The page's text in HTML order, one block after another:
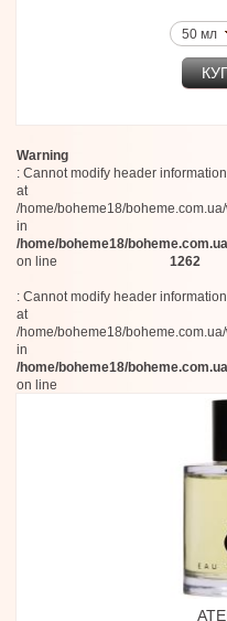
50 мл
Warning
: Cannot modify header
at
/home/boheme18/
in
/home/boheme18/
on line
1262
: Cannot modify header
at
/home/boheme18/
in
/home/boheme18/
on line